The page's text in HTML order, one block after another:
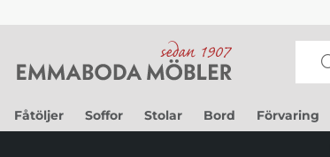
Fåtöljer Soffor Stolar Bord Förvaring